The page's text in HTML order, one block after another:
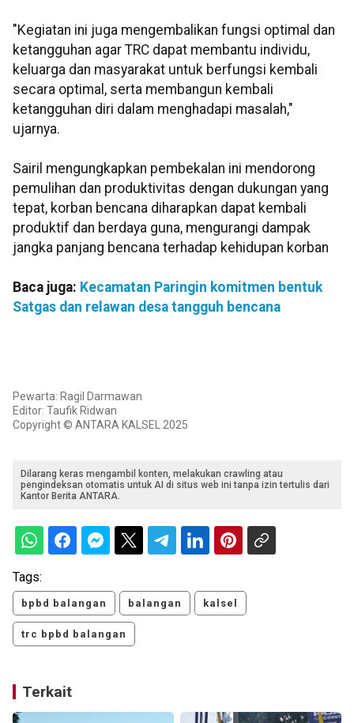
"Kegiatan ini juga mengembalikan fungsi optimal dan
ketangguhan agar TRC dapat membantu individu,
keluarga dan masyarakat untuk berfungsi kembali
secara optimal, serta membangun kembali
ketangguhan diri dalam menghadapi masalah,"
ujarnya.
Sairil mengungkapkan pembekalan ini mendorong
pemulihan dan produktivitas dengan dukungan yang
tepat, korban bencana diharapkan dapat kembali
produktif dan berdaya guna, mengurangi dampak
jangka panjang bencana terhadap kehidupan korban
Baca juga: Kecamatan Paringin komitmen bentuk
Satgas dan relawan desa tangguh bencana
Pewarta: Ragil Darmawan
Editor: Taufik Ridwan
Copyright © ANTARA KALSEL 2025
Dilarang keras mengambil konten, melakukan crawling atau
pengindeksan otomatis untuk AI di situs web ini tanpa izin tertulis dari
Kantor Berita ANTARA.
Tags:
bpbd balangan balangan kalsel
trc bpbd balangan
Terkait